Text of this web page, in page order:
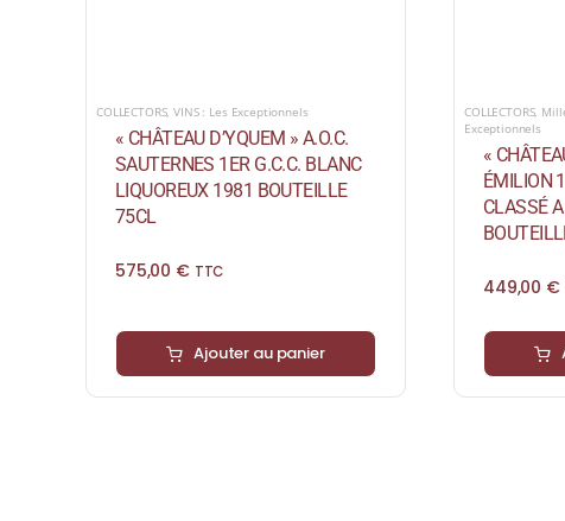
COLLECTORS,VINS : Les Exceptionnels
« CHÂTEAU D’YQUEM » A.O.C.
SAUTERNES 1ER G.C.C. BLANC
LIQUOREUX 1981 BOUTEILLE
75CL
575,00 € TTC
Ajouter au panier
COLLECTORS,
Exceptionnels
«
ÉMILION
CLASSÉ
449,00 €